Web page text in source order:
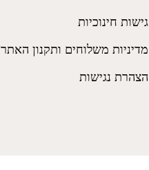
גישות חינוכיות
מדיניות משלוחים ותקנון האתר
הצהרת נגישות